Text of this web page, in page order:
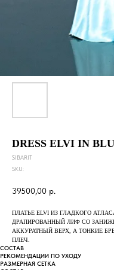
DRESS ELVI IN
SIBARIT
SKU:
39500,00 р.
ПЛАТЬЕ ELVI ИЗ ГЛАДКОГО
ДРАПИРОВАННЫЙ ЛИФ СО
АККУРАТНЫЙ ВЕРХ, А ТОНКИЕ
ПЛЕЧ.
СОСТАВ
РЕКОМЕНДАЦИИ ПО УХОДУ
РАЗМЕРНАЯ СЕТКА